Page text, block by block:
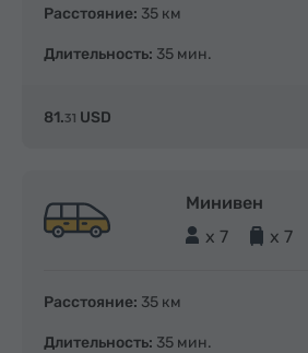
Расстояние: 35 км
Длительность: 35 мин.
81.31 USD
Минивен
x 7
x 7
Расстояние: 35 км
Длительность: 35 мин.